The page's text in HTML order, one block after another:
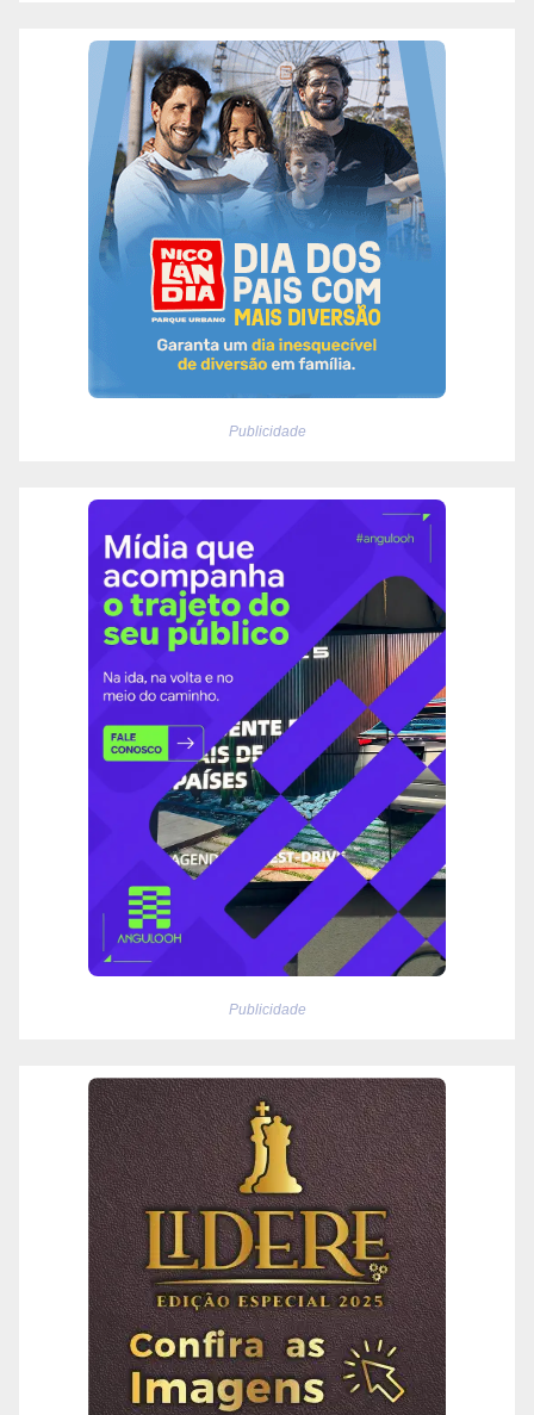
Publicidade
Publicidade